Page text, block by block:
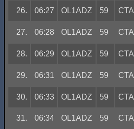
26. 06:27 OL1ADZ 59 CTA
27. 06:28 OL1ADZ 59 CTA
28. 06:29 OL1ADZ 59 CTA
29. 06:31 OL1ADZ 59 CTA
30. 06:33 OL1ADZ 59 CTA
31. 06:34 OL1ADZ 59 CTA